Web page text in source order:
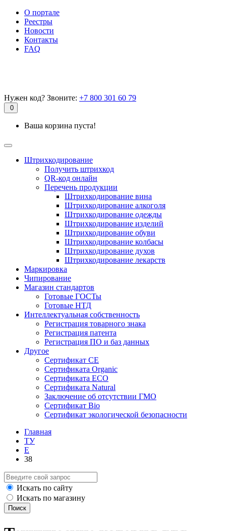
О портале
Реестры
Новости
Контакты
FAQ
Нужен код? Звоните: +7 800 301 60 79
0
Ваша корзина пуста!
Штрихкодирование
Получить штрихкод
QR-код онлайн
Перечень продукции
Штрихкодирование вина
Штрихкодирование алкоголя
Штрихкодирование одежды
Штрихкодирование изделий
Штрихкодирование обуви
Штрихкодирование колбасы
Штрихкодирование духов
Штрихкодирование лекарств
Маркировка
Чипирование
Магазин стандартов
Готовые ГОСТы
Готовые НТД
Интеллектуальная собственность
Регистрация товарного знака
Регистрация патента
Регистрация ПО и баз данных
Другое
Сертификат СЕ
Сертификата Organic
Сертификата ECO
Сертификата Natural
Заключение об отсутствии ГМО
Сертификат Bio
Сертификат экологической безопасности
Главная
ТУ
E
38
Искать по сайту
Искать по магазину
Поиск